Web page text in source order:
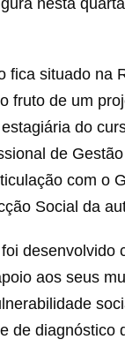
nesta
fica situado na
fruto de um
do
de
com o
Social da
desenvolvido
aos seus
de diagnóstico